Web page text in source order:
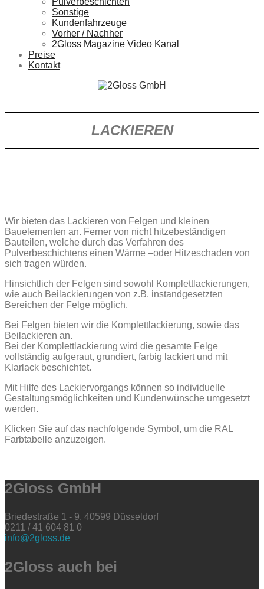
Sonstige
Kundenfahrzeuge
Vorher / Nachher
2Gloss Magazine Video Kanal
Preise
Kontakt
LACKIEREN
Wir bieten das Lackieren von Felgen und kleinen
Bauelementen an. Ferner von nicht hitzebeständigen
Bauteilen, welche durch das Verfahren des
Pulverbeschichtens einen Wärme –oder Hitzeschaden von
sich tragen würden.
Hinsichtlich der Felgen sind sowohl Komplettlackierungen,
wie auch Beilackierungen von z.B. instandgesetzten
Bereichen der Felge möglich.
Bei Felgen bieten wir die Komplettlackierung, sowie das
Beilackieren an.
Bei der Komplettlackierung wird die gesamte Felge
vollständig aufgeraut, grundiert, farbig lackiert und mit
Klarlack beschichtet.
Mit Hilfe des Lackiervorgangs können so individuelle
Gestaltungsmöglichkeiten und Kundenwünsche umgesetzt
werden.
Klicken Sie auf das nachfolgende Symbol, um die RAL
Farbtabelle anzuzeigen.
2Gloss GmbH
Briedestraße 1 - 9, 40599 Düsseldorf
0211 / 41 604 81 0
info@2gloss.de
2Gloss auch bei